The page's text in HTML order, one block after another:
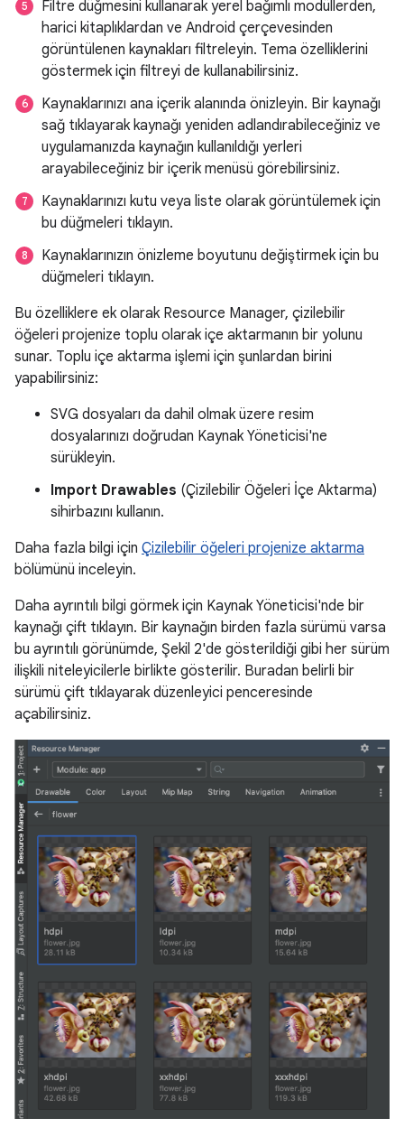
Filtre düğmesini kullanarak yerel bağımlı modüllerden,
harici kitaplıklardan ve Android çerçevesinden
görüntülenen kaynakları filtreleyin. Tema özelliklerini
göstermek için filtreyi de kullanabilirsiniz.
Kaynaklarınızı ana içerik alanında önizleyin. Bir kaynağı
sağ tıklayarak kaynağı yeniden adlandırabileceğiniz ve
uygulamanızda kaynağın kullanıldığı yerleri
arayabileceğiniz bir içerik menüsü görebilirsiniz.
Kaynaklarınızı kutu veya liste olarak görüntülemek için
bu düğmeleri tıklayın.
Kaynaklarınızın önizleme boyutunu değiştirmek için bu
düğmeleri tıklayın.
Bu özelliklere ek olarak Resource Manager, çizilebilir
öğeleri projenize toplu olarak içe aktarmanın bir yolunu
sunar. Toplu içe aktarma işlemi için şunlardan birini
yapabilirsiniz:
SVG dosyaları da dahil olmak üzere resim
dosyalarınızı doğrudan Kaynak Yöneticisi'ne
sürükleyin.
Import Drawables (Çizilebilir Öğeleri İçe Aktarma)
sihirbazını kullanın.
Daha fazla bilgi için Çizilebilir öğeleri projenize aktarma
bölümünü inceleyin.
Daha ayrıntılı bilgi görmek için Kaynak Yöneticisi'nde bir
kaynağı çift tıklayın. Bir kaynağın birden fazla sürümü varsa
bu ayrıntılı görünümde, Şekil 2'de gösterildiği gibi her sürüm
ilişkili niteleyicilerle birlikte gösterilir. Buradan belirli bir
sürümü çift tıklayarak düzenleyici penceresinde
açabilirsiniz.